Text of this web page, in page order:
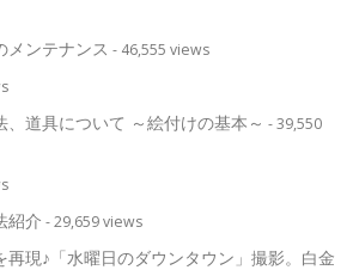
ンテナンス - 46,555 views
道具について ～絵付けの基本～ - 39,550
紹介 - 29,659 views
再現♪「水曜日のダウンタウン」撮影。白金